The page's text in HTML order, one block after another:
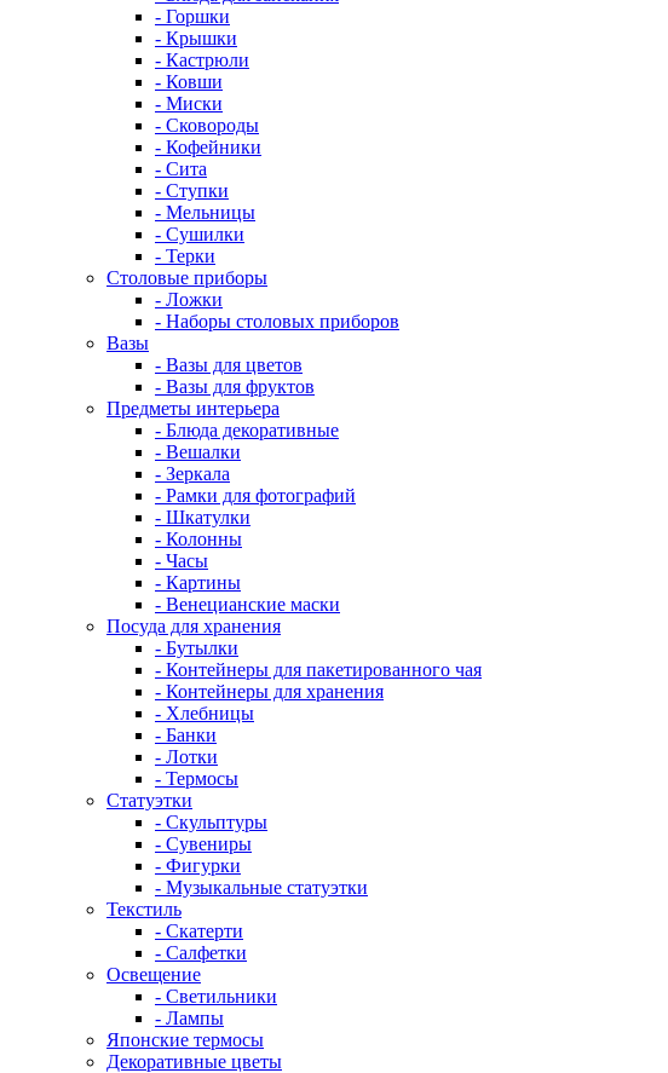
- Горшки
- Крышки
- Кастрюли
- Ковши
- Миски
- Сковороды
- Кофейники
- Сита
- Ступки
- Мельницы
- Сушилки
- Терки
Столовые приборы
- Ложки
- Наборы столовых приборов
Вазы
- Вазы для цветов
- Вазы для фруктов
Предметы интерьера
- Блюда декоративные
- Вешалки
- Зеркала
- Рамки для фотографий
- Шкатулки
- Колонны
- Часы
- Картины
- Венецианские маски
Посуда для хранения
- Бутылки
- Контейнеры для пакетированного чая
- Контейнеры для хранения
- Хлебницы
- Банки
- Лотки
- Термосы
Статуэтки
- Скульптуры
- Сувениры
- Фигурки
- Музыкальные статуэтки
Текстиль
- Скатерти
- Салфетки
Освещение
- Светильники
- Лампы
Японские термосы
Декоративные цветы